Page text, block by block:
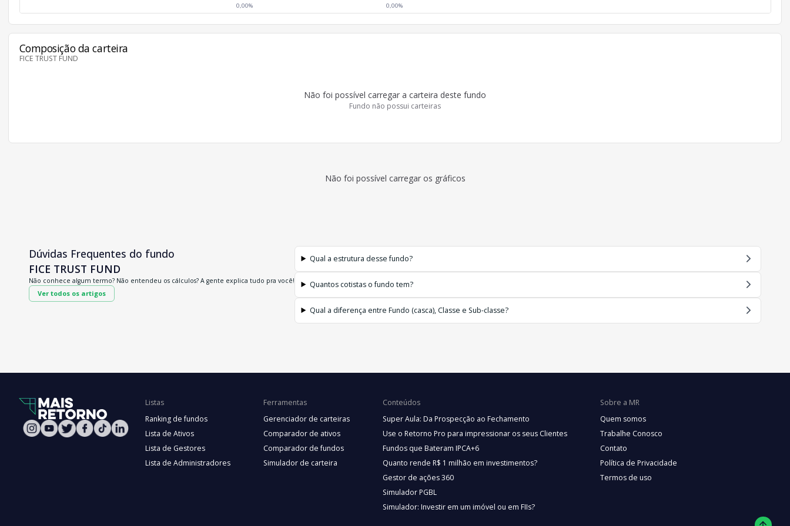
0,00% 0,00%
Composição da carteira
FICE TRUST FUND
Não foi possível carregar a carteira deste fundo
Fundo não possui carteiras
Não foi possível carregar os gráficos
Dúvidas Frequentes do fundo
FICE TRUST FUND
Não conhece algum termo? Não entendeu os cálculos? A gente explica tudo pra você!
Ver todos os artigos
Qual a estrutura desse fundo?
Quantos cotistas o fundo tem?
Qual a diferença entre Fundo (casca), Classe e Sub-classe?
Listas
Ranking de fundos
Lista de Ativos
Lista de Gestores
Lista de Administradores
Ferramentas
Gerenciador de carteiras
Comparador de ativos
Comparador de fundos
Simulador de carteira
Conteúdos
Super Aula: Da Prospecção ao Fechamento
Use o Retorno Pro para impressionar os seus Clientes
Fundos que Bateram IPCA+6
Quanto rende R$ 1 milhão em investimentos?
Gestor de ações 360
Simulador PGBL
Simulador: Investir em um imóvel ou em FIIs?
Sobre a MR
Quem somos
Trabalhe Conosco
Contato
Política de Privacidade
Termos de uso